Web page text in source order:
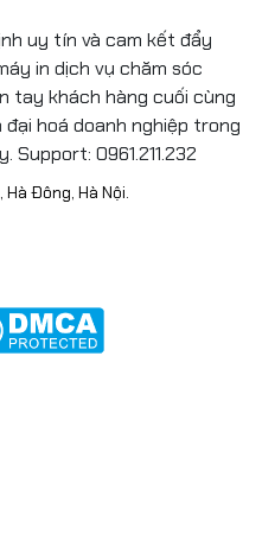
uy tín và cam kết đẩy
in dịch vụ chăm sóc
tay khách hàng cuối cùng
hoá doanh nghiệp trong
Support: 0961.211.232
Hà Đông, Hà Nội.